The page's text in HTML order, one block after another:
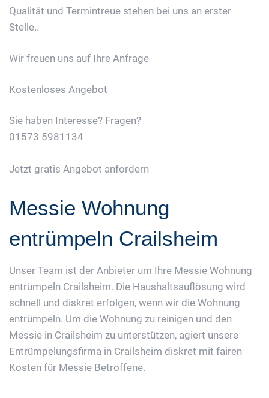
Qualität und Termintreue stehen bei uns an erster
Stelle..
Wir freuen uns auf Ihre Anfrage
Kostenloses Angebot
Sie haben Interesse? Fragen?
01573 5981134
Jetzt gratis Angebot anfordern
Messie Wohnung
entrümpeln Crailsheim
Unser Team ist der Anbieter um Ihre Messie Wohnung
entrümpeln Crailsheim. Die Haushaltsauflösung wird
schnell und diskret erfolgen, wenn wir die Wohnung
entrümpeln. Um die Wohnung zu reinigen und den
Messie in Crailsheim zu unterstützen, agiert unsere
Entrümpelungsfirma in Crailsheim diskret mit fairen
Kosten für Messie Betroffene.